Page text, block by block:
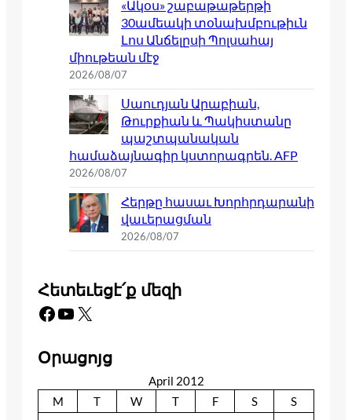
«Ակօս» շաբաթաթերթի
30ամեակի տօնախմբութիւն
Լոս Անճելըսի Պոլսահայ
միութեան մէջ
2026/08/07
Սաուդյան Արաբիան,
Թուրքիան և Պակիստանը
պաշտպանական
համաձայնագիր կստորագրեն. AFP
2026/08/07
Հերթը հասաւ Խորհրդարանի
վաւերացման
2026/08/07
Հետեւեցէ՛ք մեզի
Facebook YouTube X
Օրացոյց
April 2012
M
T W T F S
S